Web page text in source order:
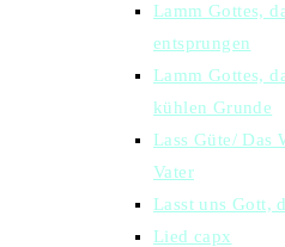
Lamm Gottes,
entsprungen
Lamm Gottes,
kühlen Grunde
Lass Güte/ Das
Vater
Lasst uns Gott,
Lied capx